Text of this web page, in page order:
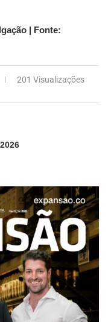
| Fonte:
201 Visualizações